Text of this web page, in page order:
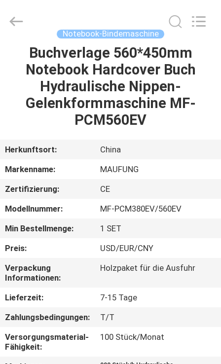
HEIM
PRODUKTE
WERKSBESICHTIGUNG
QUALITÄTSKONTROLLE
KONTAKT
MIT
UNS
NACHRICHT
FÄLLE
SITEMAP
CO.,LTD.
Notebook-Bindemaschine
Buchverlage 560*450mm
Notebook Hardcover Buch
Hydraulische Nippen-
Gelenkformmaschine MF-
PCM560EV
Herkunftsort:
China
Markenname:
MAUFUNG
Zertifizierung:
CE
Modellnummer:
MF-PCM380EV/560EV
Min Bestellmenge:
1 SET
Preis:
USD/EUR/CNY
Verpackung
Informationen:
Holzpaket für die Ausfuhr
Lieferzeit:
7-15 Tage
Zahlungsbedingungen:
T/T
Versorgungsmaterial-
Fähigkeit:
100 Stück/Monat